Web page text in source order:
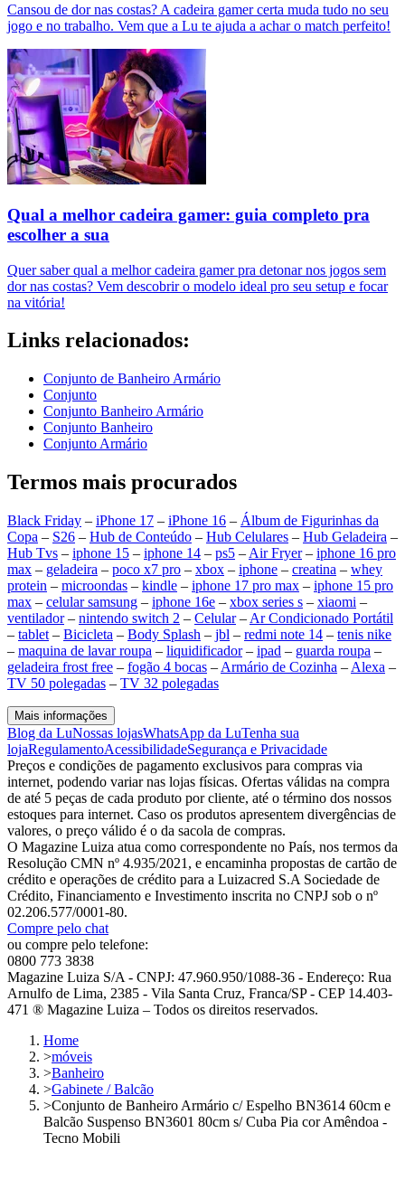
Cansou de dor nas costas? A cadeira gamer certa muda tudo no seu
jogo e no trabalho. Vem que a Lu te ajuda a achar o match perfeito!
Qual a melhor cadeira gamer: guia completo pra
escolher a sua
Quer saber qual a melhor cadeira gamer pra detonar nos jogos sem
dor nas costas? Vem descobrir o modelo ideal pro seu setup e focar
na vitória!
Links relacionados:
Conjunto de Banheiro Armário
Conjunto
Conjunto Banheiro Armário
Conjunto Banheiro
Conjunto Armário
Termos mais procurados
Black Friday – iPhone 17 – iPhone 16 – Álbum de Figurinhas da
Copa – S26 – Hub de Conteúdo – Hub Celulares – Hub Geladeira –
Hub Tvs – iphone 15 – iphone 14 – ps5 – Air Fryer– iphone 16 pro
max – geladeira – poco x7 pro – xbox – iphone – creatina – whey
protein – microondas – kindle – iphone 17 pro max – iphone 15 pro
max – celular samsung – iphone 16e – xbox series s – xiaomi –
ventilador– nintendo switch 2 – Celular– Ar Condicionado Portátil
– tablet – Bicicleta – Body Splash – jbl – redmi note 14 – tenis nike
– maquina de lavar roupa – liquidificador– ipad – guarda roupa –
geladeira frost free – fogão 4 bocas – Armário de Cozinha – Alexa –
TV 50 polegadas – TV 32 polegadas
Mais informações
Blog da LuNossas lojasWhatsApp da LuTenha sua
lojaRegulamentoAcessibilidadeSegurança e Privacidade
Preços e condições de pagamento exclusivos para compras via
internet, podendo variar nas lojas físicas. Ofertas válidas na compra
de até 5 peças de cada produto por cliente, até o término dos nossos
estoques para internet. Caso os produtos apresentem divergências de
valores, o preço válido é o da sacola de compras.
O Magazine Luiza atua como correspondente no País, nos termos da
Resolução CMN nº 4.935/2021, e encaminha propostas de cartão de
crédito e operações de crédito para a Luizacred S.A Sociedade de
Crédito, Financiamento e Investimento inscrita no CNPJ sob o nº
02.206.577/0001-80.
Compre pelo chat
ou compre pelo telefone:
0800 773 3838
Magazine Luiza S/A - CNPJ: 47.960.950/1088-36 - Endereço: Rua
Arnulfo de Lima, 2385 - Vila Santa Cruz, Franca/SP - CEP 14.403-
471 ® Magazine Luiza – Todos os direitos reservados.
Home
>móveis
>Banheiro
>Gabinete / Balcão
>Conjunto de Banheiro Armário c/ Espelho BN3614 60cm e
Balcão Suspenso BN3601 80cm s/ Cuba Pia cor Amêndoa -
Tecno Mobili